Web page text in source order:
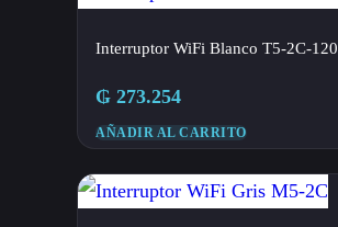
Interruptor WiFi Blanco T5-2C-120
₲ 273.254
AÑADIR AL CARRITO